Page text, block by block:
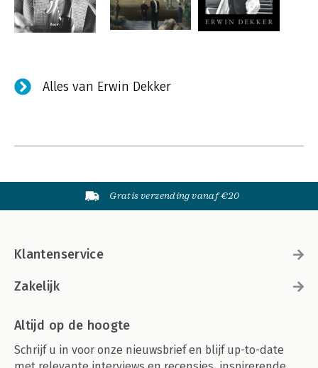
Alles van Erwin Dekker
Gratis verzending vanaf €20
Klantenservice
Zakelijk
Altijd op de hoogte
Schrijf u in voor onze nieuwsbrief en blijf up-to-date